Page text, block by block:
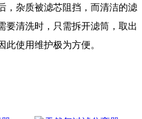
，杂质被滤芯阻挡，而清洁的滤
要清洗时，只需拆开滤筒，取出
使用维护极为方便。